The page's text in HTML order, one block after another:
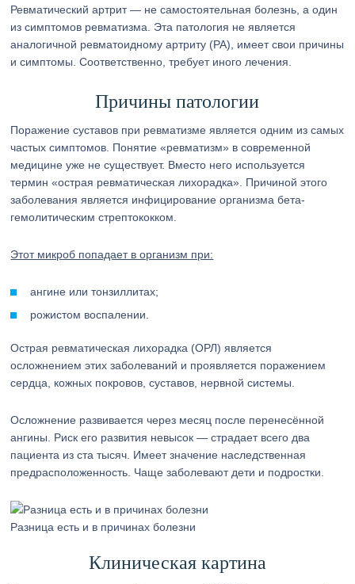
Ревматический артрит — не самостоятельная болезнь, а один
из симптомов ревматизма. Эта патология не является
аналогичной ревматоидному артриту (РА), имеет свои причины
и симптомы. Соответственно, требует иного лечения.
Причины патологии
Поражение суставов при ревматизме является одним из самых
частых симптомов. Понятие «ревматизм» в современной
медицине уже не существует. Вместо него используется
термин «острая ревматическая лихорадка». Причиной этого
заболевания является инфицирование организма бета-
гемолитическим стрептококком.
Этот микроб попадает в организм при:
ангине или тонзиллитах;
рожистом воспалении.
Острая ревматическая лихорадка (ОРЛ) является
осложнением этих заболеваний и проявляется поражением
сердца, кожных покровов, суставов, нервной системы.
Осложнение развивается через месяц после перенесённой
ангины. Риск его развития невысок — страдает всего два
пациента из ста тысяч. Имеет значение наследственная
предрасположенность. Чаще заболевают дети и подростки.
Разница есть и в причинах болезни
Клиническая картина